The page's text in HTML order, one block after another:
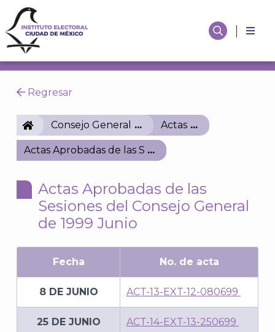
Regresar
IECMConsejo General Actas
Actas Aprobadas de las Sesiones del Consejo
Actas Aprobadas de las
Sesiones del Consejo General
de 1999 Junio
Fecha No. de acta
8 DE JUNIO ACT-13-EXT-12-080699
25 DE JUNIO ACT-14-EXT-13-250699